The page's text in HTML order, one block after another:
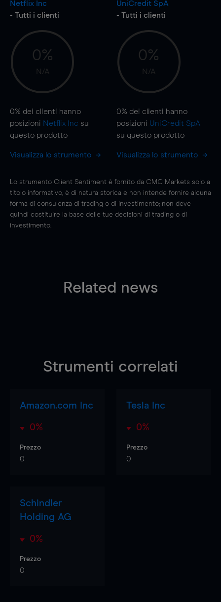
Netflix Inc
- Tutti i clienti
0%
N/A
0% dei clienti hanno
posizioni Netflix Inc su
questo prodotto
Visualizza lo strumento
UniCredit SpA
- Tutti i clienti
0%
N/A
0% dei clienti hanno
posizioni UniCredit SpA
su questo prodotto
Visualizza lo strumento
Lo strumento Client Sentiment è fornito da CMC Markets solo a
titolo informativo, è di natura storica e non intende fornire alcuna
forma di consulenza di trading o di investimento; non deve
quindi costituire la base delle tue decisioni di trading o di
investimento.
Related news
Strumenti correlati
Amazon.com Inc
0%
Prezzo
0
Tesla Inc
0%
Prezzo
0
Schindler
Holding AG
0%
Prezzo
0